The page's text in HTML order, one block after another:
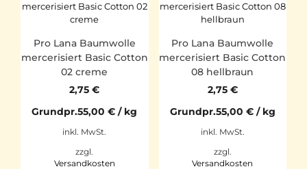
Pro Lana Baumwolle
mercerisiert Basic Cotton
02 creme
2,75€
Grundpr.55,00€ / kg
inkl. MwSt.
zzgl.
Versandkosten
Pro Lana Baumwolle
mercerisiert Basic Cotton
08 hellbraun
2,75 €
Grundpr.55,00 €/ kg
inkl. MwSt.
zzgl.
Versandkosten